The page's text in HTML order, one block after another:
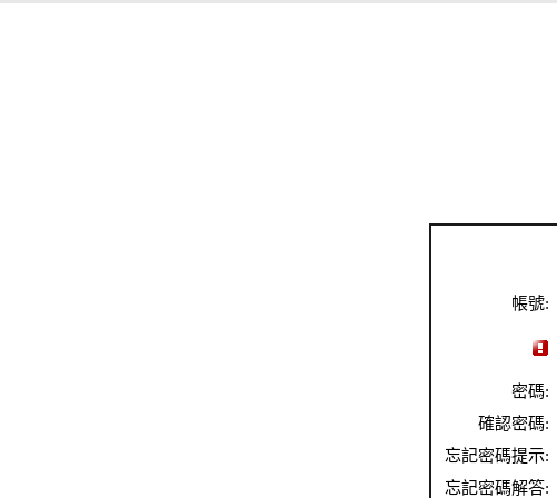
帳號:
密碼:
確認密碼:
忘記密碼提示:
忘記密碼解答: